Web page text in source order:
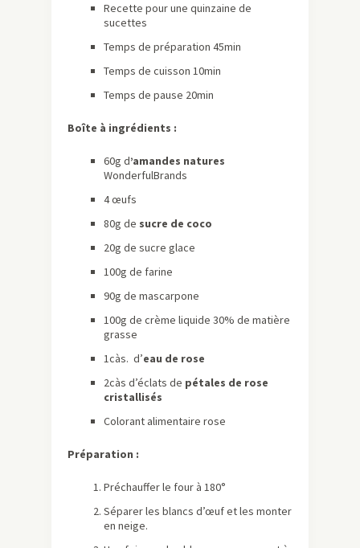
Recette pour une quinzaine de
sucettes
Temps de préparation 45min
Temps de cuisson 10min
Temps de pause 20min
Boîte à ingrédients :
60g d’amandes natures
WonderfulBrands
4 œufs
80g de sucre de coco
20g de sucre glace
100g de farine
90g de mascarpone
100g de crème liquide 30% de matière
grasse
1càs. d’eau de rose
2càs d’éclats de pétales de rose
cristallisés
Colorant alimentaire rose
Préparation :
Préchauffer le four à 180°
Séparer les blancs d’œuf et les monter
en neige.